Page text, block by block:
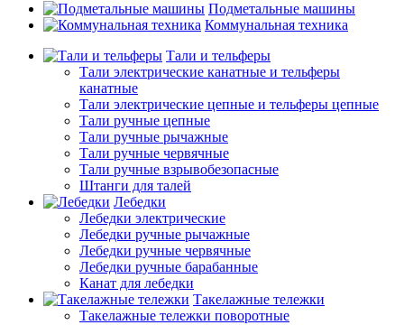
Подметальные машины
Коммунальная техника
Тали и тельферы
Тали электрические канатные и тельферы
канатные
Тали электрические цепные и тельферы цепные
Тали ручные цепные
Тали ручные рычажные
Тали ручные червячные
Тали ручные взрывобезопасные
Штанги для талей
Лебедки
Лебедки электрические
Лебедки ручные рычажные
Лебедки ручные червячные
Лебедки ручные барабанные
Канат для лебедки
Такелажные тележки
Такелажные тележки поворотные